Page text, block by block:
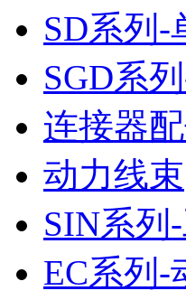
SD系列-
SGD系
连接器
动力线束
SIN系列
EC系列-